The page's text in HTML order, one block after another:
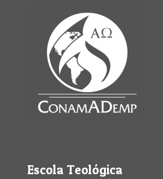
Escola Teológica